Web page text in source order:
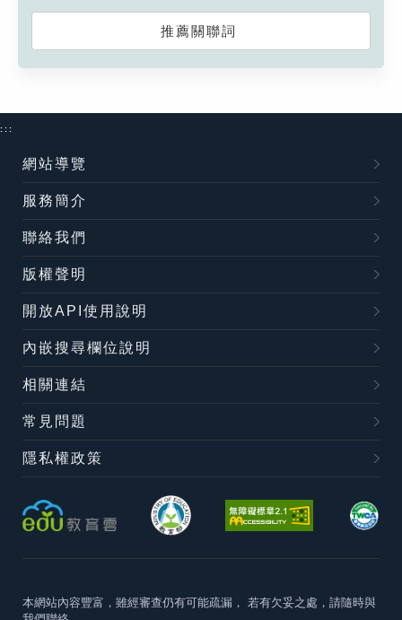
推薦關聯詞
:::
網站導覽
服務簡介
聯絡我們
版權聲明
開放API使用說明
內嵌搜尋欄位說明
相關連結
常見問題
隱私權政策
本網站內容豐富，雖經審查仍有可能疏漏， 若有欠妥之處，請隨時與